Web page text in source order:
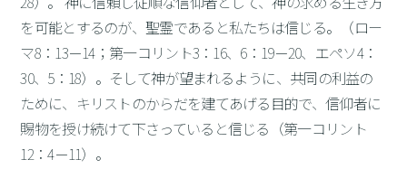
を可能とするのが、聖霊であると私たちは信じる。（ロー
マ8：13－14；第一コリント3：16、6：19－20、エペソ4：
30、5：18）。そして神が望まれるように、共同の利益の
ために、キリストのからだを建てあげる目的で、信仰者に
賜物を授け続けて下さっていると信じる（第一コリント
12：4－11）。